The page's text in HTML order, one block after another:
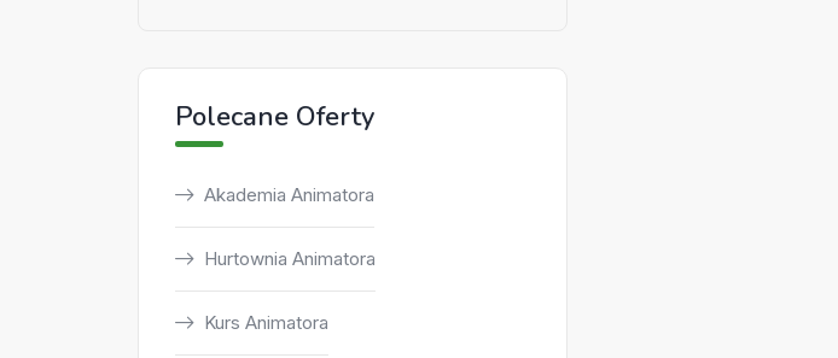
Polecane Oferty
Akademia Animatora
Hurtownia Animatora
Kurs Animatora